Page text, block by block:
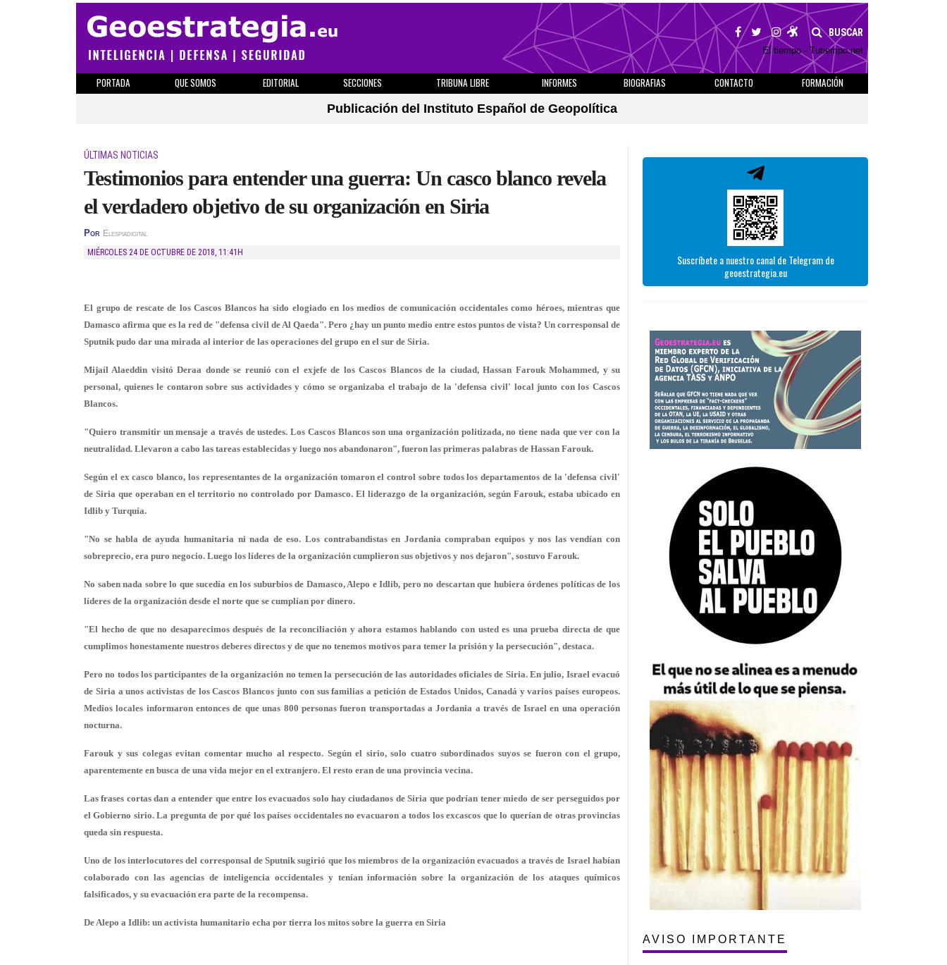
BUSCAR
El tiempo - Tutiempo.net
PORTADA QUE SOMOS EDITORIAL SECCIONES TRIBUNA LIBRE INFORMES BIOGRAFIAS CONTACTO
FORMACIÓN
Publicación del Instituto Español de Geopolítica
ÚLTIMAS NOTICIAS
Testimonios para entender una guerra: Un casco blanco revela
el verdadero objetivo de su organización en Siria
Por Elespiadigital
MIÉRCOLES 24 DE OCTUBRE DE 2018, 11:41H
El grupo de rescate de los Cascos Blancos ha sido elogiado en los medios de comunicación occidentales como héroes, mientras que
Damasco afirma que es la red de "defensa civil de Al Qaeda". Pero ¿hay un punto medio entre estos puntos de vista? Un corresponsal de
Sputnik pudo dar una mirada al interior de las operaciones del grupo en el sur de Siria.
Mijaíl Alaeddin visitó Deraa donde se reunió con el exjefe de los Cascos Blancos de la ciudad, Hassan Farouk Mohammed, y su
personal, quienes le contaron sobre sus actividades y cómo se organizaba el trabajo de la 'defensa civil' local junto con los Cascos
Blancos.
"Quiero transmitir un mensaje a través de ustedes. Los Cascos Blancos son una organización politizada, no tiene nada que ver con la
neutralidad. Llevaron a cabo las tareas establecidas y luego nos abandonaron", fueron las primeras palabras de Hassan Farouk.
Según el ex casco blanco, los representantes de la organización tomaron el control sobre todos los departamentos de la 'defensa civil'
de Siria que operaban en el territorio no controlado por Damasco. El liderazgo de la organización, según Farouk, estaba ubicado en
Idlib y Turquía.
"No se habla de ayuda humanitaria ni nada de eso. Los contrabandistas en Jordania compraban equipos y nos las vendían con
sobreprecio, era puro negocio. Luego los líderes de la organización cumplieron sus objetivos y nos dejaron", sostuvo Farouk.
No saben nada sobre lo que sucedía en los suburbios de Damasco, Alepo e Idlib, pero no descartan que hubiera órdenes políticas de los
líderes de la organización desde el norte que se cumplían por dinero.
"El hecho de que no desaparecimos después de la reconciliación y ahora estamos hablando con usted es una prueba directa de que
cumplimos honestamente nuestros deberes directos y de que no tenemos motivos para temer la prisión y la persecución", destaca.
Pero no todos los participantes de la organización no temen la persecución de las autoridades oficiales de Siria. En julio, Israel evacuó
de Siria a unos activistas de los Cascos Blancos junto con sus familias a petición de Estados Unidos, Canadá y varios países europeos.
Medios locales informaron entonces de que unas 800 personas fueron transportadas a Jordania a través de Israel en una operación
nocturna.
Farouk y sus colegas evitan comentar mucho al respecto. Según el sirio, solo cuatro subordinados suyos se fueron con el grupo,
aparentemente en busca de una vida mejor en el extranjero. El resto eran de una provincia vecina.
Las frases cortas dan a entender que entre los evacuados solo hay ciudadanos de Siria que podrían tener miedo de ser perseguidos por
el Gobierno sirio. La pregunta de por qué los países occidentales no evacuaron a todos los excascos que lo querían de otras provincias
queda sin respuesta.
Uno de los interlocutores del corresponsal de Sputnik sugirió que los miembros de la organización evacuados a través de Israel habían
colaborado con las agencias de inteligencia occidentales y tenían información sobre la organización de los ataques químicos
falsificados, y su evacuación era parte de la recompensa.
De Alepo a Idlib: un activista humanitario echa por tierra los mitos sobre la guerra en Siria
Suscríbete a nuestro canal de Telegram de
geoestrategia.eu
AVISO IMPORTANTE